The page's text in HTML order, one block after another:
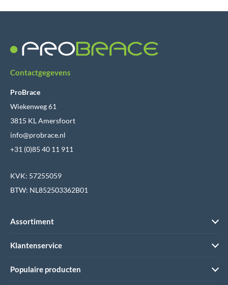
Contactgegevens
ProBrace
Wiekenweg 61
3815 KL Amersfoort
info@probrace.nl
+31 (0)85 40 11 911
KVK: 57255059
BTW: NL852503362B01
Assortiment
Klantenservice
Populaire producten